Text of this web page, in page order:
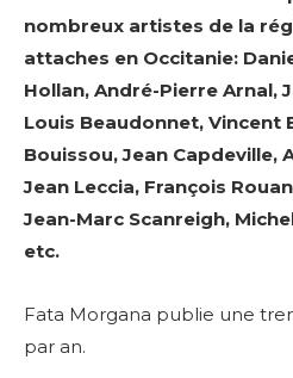
nombreux artistes de la
attaches en Occitanie:
Hollan, André-Pierre Arnal,
Louis Beaudonnet, Vincent
Bouissou, Jean Capdeville,
Jean Leccia, François
Jean-Marc Scanreigh,
etc.
Fata Morgana publie une
par an.